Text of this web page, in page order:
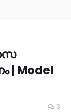
| Model
3